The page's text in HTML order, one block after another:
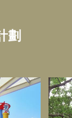
劃